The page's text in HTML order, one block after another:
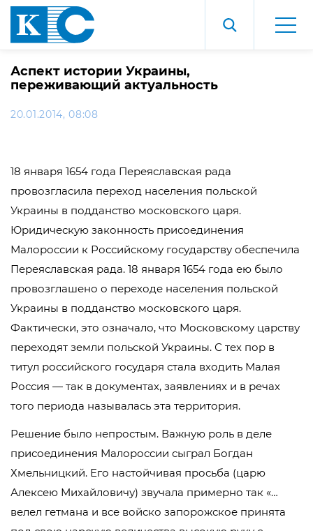
Аспект истории Украины,
переживающий актуальность
20.01.2014, 08:08
18 января 1654 года Переяславская рада
провозгласила переход населения польской
Украины в подданство московского царя.
Юридическую законность присоединения
Малороссии к Российскому государству обеспечила
Переяславская рада. 18 января 1654 года ею было
провозглашено о переходе населения польской
Украины в подданство московского царя.
Фактически, это означало, что Московскому царству
переходят земли польской Украины. С тех пор в
титул российского государя стала входить Малая
Россия — так в документах, заявлениях и в речах
того периода называлась эта территория.
Решение было непростым. Важную роль в деле
присоединения Малороссии сыграл Богдан
Хмельницкий. Его настойчивая просьба (царю
Алексею Михайловичу) звучала примерно так «…
велел гетмана и все войско запорожское принята